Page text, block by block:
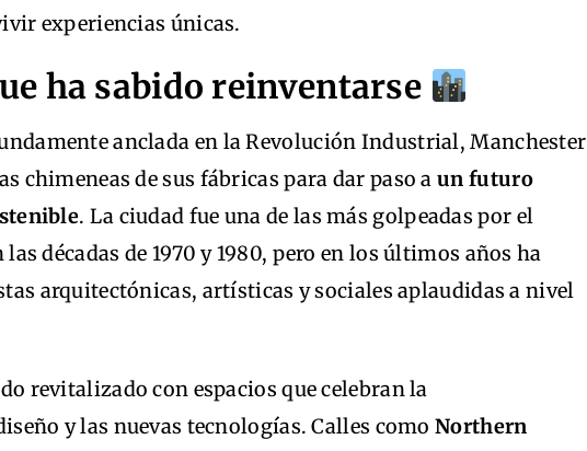
experiencias únicas.
ha sabido reinventarse
anclada en la Revolución Industrial, Manchester
chimeneas de sus fábricas para dar paso aun futuro
. La ciudad fue una de las más golpeadas por el
décadas de 1970 y 1980, pero en los últimos años ha
arquitectónicas, artísticas y sociales aplaudidas a nivel
revitalizado con espacios que celebran la
y las nuevas tecnologías. Calles comoNorthern